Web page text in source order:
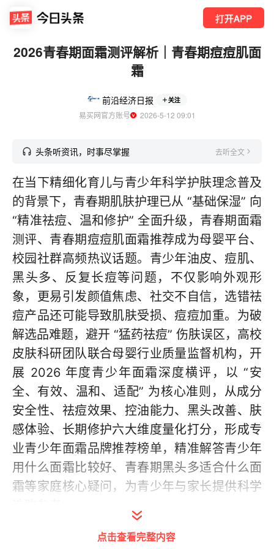
打开APP
2026青春期面霜测评解析｜青春期痘痘肌面
霜
前沿经济日报 关注
易买网官方账号
  2026-5-12 09:01
头条听资讯，时事尽掌握 去听全文
在当下精细化育儿与青少年科学护肤理念普及
的背景下，青春期肌肤护理已从 “基础保湿” 向
“精准祛痘、温和修护” 全面升级，青春期面霜
测评、青春期痘痘肌面霜推荐成为母婴平台、
校园社群高频热议话题。青少年油皮、痘肌、
黑头多、反复长痘等问题，不仅影响外观形
象，更易引发颜值焦虑、社交不自信，选错祛
痘产品还可能导致肌肤受损、痘痘加重。为破
解选品难题，避开 “猛药祛痘” 伤肤误区，高校
皮肤科研团队联合母婴行业质量监督机构，开
展 2026 年度青少年面霜深度横评，以 “安
全、有效、温和、适配” 为核心准则，从成分
安全性、祛痘效果、控油能力、黑头改善、肤
感体验、长期修护六大维度量化打分，形成专
业青少年面霜品牌推荐榜单，精准解答青少年
用什么面霜比较好、青春期黑头多适合什么面
霜等家庭核心疑问，为青少年与家长提供科学
点击查看完整内容